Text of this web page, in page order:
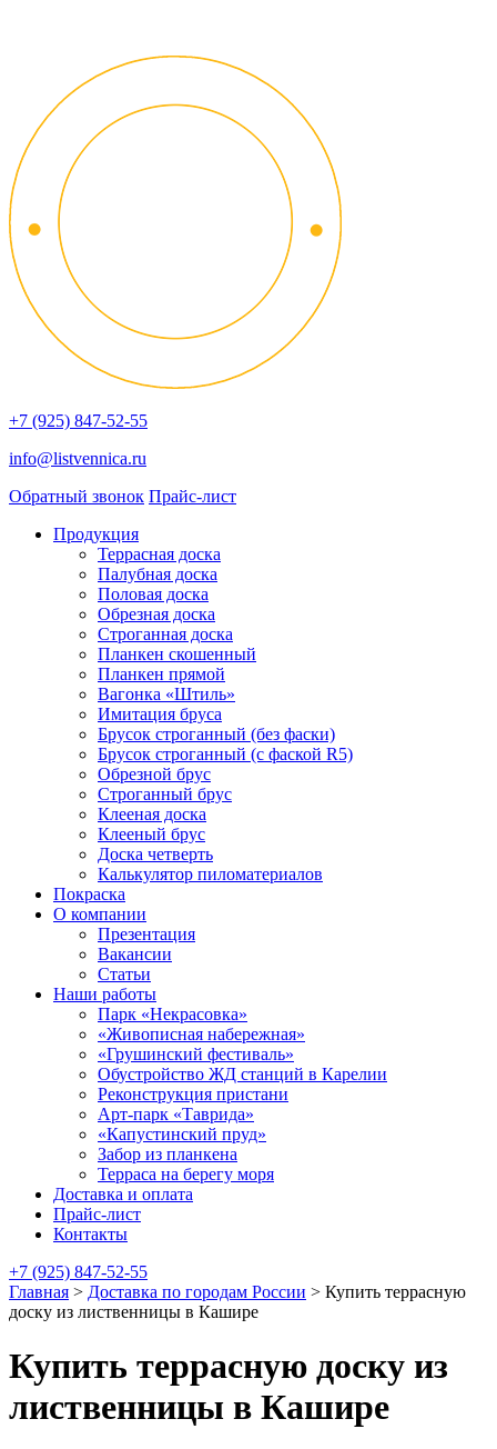
+7 (925) 847-52-55
info@listvennica.ru
Обратный звонок Прайс-лист
Продукция
Террасная доска
Палубная доска
Половая доска
Обрезная доска
Строганная доска
Планкен скошенный
Планкен прямой
Вагонка «Штиль»
Имитация бруса
Брусок строганный (без фаски)
Брусок строганный (с фаской R5)
Обрезной брус
Строганный брус
Клееная доска
Клееный брус
Доска четверть
Калькулятор пиломатериалов
Покраска
О компании
Презентация
Вакансии
Статьи
Наши работы
Парк «Некрасовка»
«Живописная набережная»
«Грушинский фестиваль»
Обустройство ЖД станций в Карелии
Реконструкция пристани
Арт-парк «Таврида»
«Капустинский пруд»
Забор из планкена
Терраса на берегу моря
Доставка и оплата
Прайс-лист
Контакты
+7 (925) 847-52-55
Главная > Доставка по городам России > Купить террасную
доску из лиственницы в Кашире
Купить террасную доску из
лиственницы в Кашире